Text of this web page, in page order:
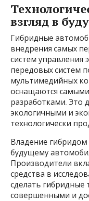
взгляд в
Гибридные
внедрения самых
систем управления
передовых систем
мультимедийных
оснащаются
разработками. Это
экологичными и
технологически
Владение
будущему
Производители
средства в
сделать гибридные
совершенными и